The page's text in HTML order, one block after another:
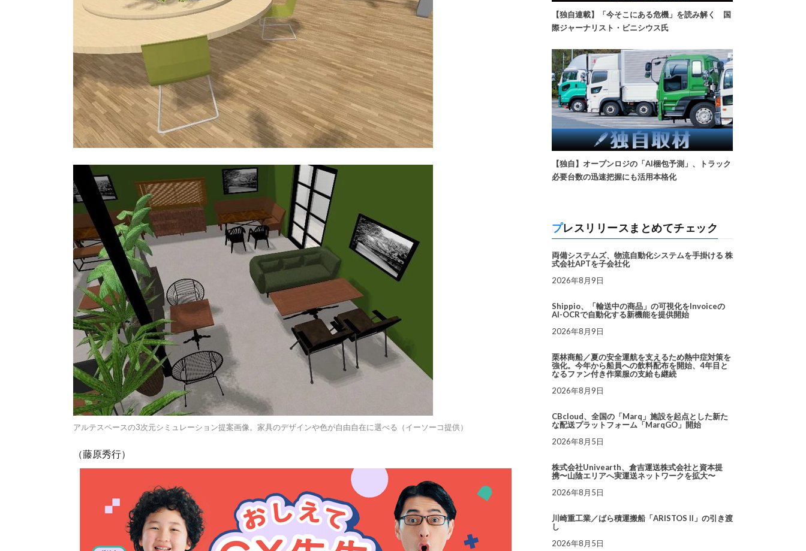
アルテスペースの3次元シミュレーション提案画像。家具のデザインや色が自由自在に選べる（イーソーコ提供）
（藤原秀行）
【独自連載】「今そこにある危機」を読み解く 国
際ジャーナリスト・ビニシウス氏
【独自】オープンロジの「AI梱包予測」、トラック
必要台数の迅速把握にも活用本格化
プレスリリースまとめてチェック
両備システムズ、物流自動化システムを手掛ける 株
式会社APTを子会社化
2026年8月9日
Shippio、「輸送中の商品」の可視化をInvoiceの
AI-OCRで自動化する新機能を提供開始
2026年8月9日
栗林商船／夏の安全運航を支えるため熱中症対策を
強化。今年から船員への飲料配布を開始、4年目と
なるファン付き作業服の支給も継続
2026年8月9日
CBcloud、全国の「Marq」施設を起点とした新た
な配送プラットフォーム「MarqGO」開始
2026年8月5日
株式会社Univearth、倉吉運送株式会社と資本提
携〜山陰エリアへ実運送ネットワークを拡大〜
2026年8月5日
川崎重工業／ばら積運搬船「ARISTOS II」の引き渡
し
2026年8月5日